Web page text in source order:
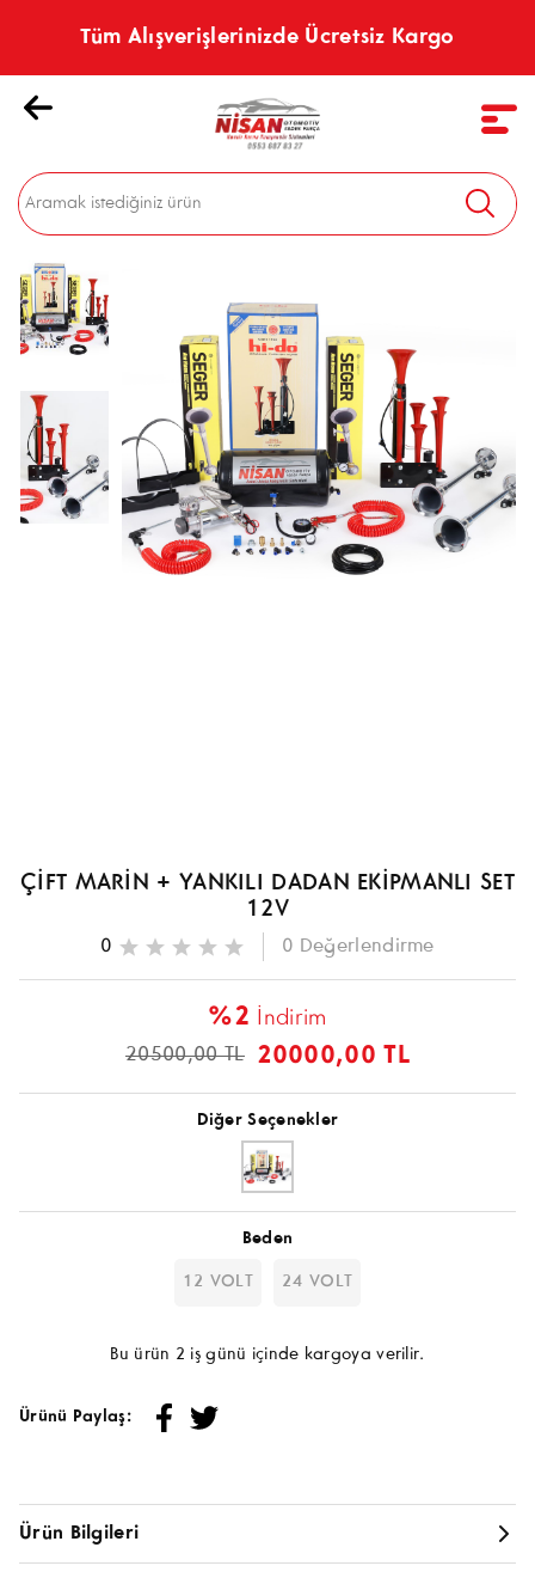
Tüm Alışverişlerinizde Ücretsiz Kargo
ÇİFT MARİN + YANKILI DADAN EKİPMANLI SET
12V
0 0 Değerlendirme
%2 İndirim
20500,00 TL 20000,00 TL
Diğer Seçenekler
Beden
12 VOLT 24 VOLT
Bu ürün 2 iş günü içinde kargoya verilir.
Ürünü Paylaş:
Ürün Bilgileri
ÇİFT MARİN KORNA YANKILI DADAN KORNA